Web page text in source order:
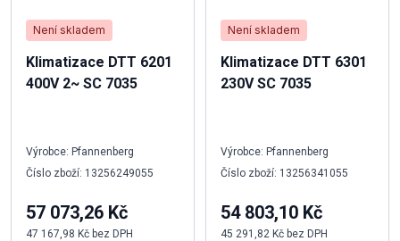
Není skladem
Klimatizace DTT 6201
400V 2~ SC 7035
Výrobce: Pfannenberg
Číslo zboží: 13256249055
57 073,26 Kč
47 167,98 Kč bez DPH
Není skladem
Klimatizace DTT 6301
230V SC 7035
Výrobce: Pfannenberg
Číslo zboží: 13256341055
54 803,10 Kč
45 291,82 Kč bez DPH